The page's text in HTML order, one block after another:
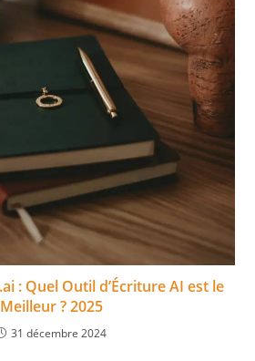
: Quel Outil d’Écriture AI est le
Meilleur ? 2025
31 décembre 2024